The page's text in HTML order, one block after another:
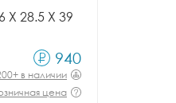
28.5 X 39
940
в наличии
цена